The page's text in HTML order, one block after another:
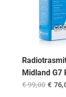
Midland G7
€99,00 Il
€